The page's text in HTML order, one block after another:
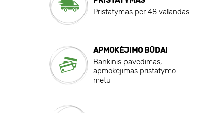
Pristatymas per 48 valandas
APMOKĖJIMO BŪDAI
Bankinis pavedimas,
apmokėjimas pristatymo
metu